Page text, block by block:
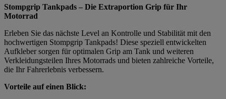
Stompgrip Tankpads – Die Extraportion Grip für Ihr
Motorrad
Erleben Sie das nächste Level an Kontrolle und Stabilität mit den
hochwertigen Stompgrip Tankpads! Diese speziell entwickelten
Aufkleber sorgen für optimalen Grip am Tank und weiteren
Verkleidungsteilen Ihres Motorrads und bieten zahlreiche Vorteile,
die Ihr Fahrerlebnis verbessern.
Vorteile auf einen Blick: